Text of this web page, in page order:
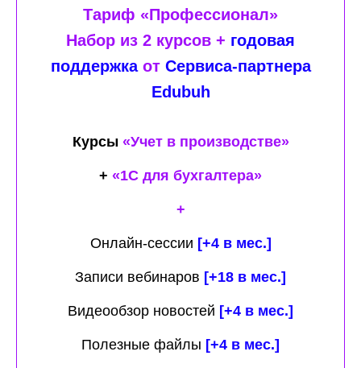
Тариф «Профессионал»
Набор из 2 курсов + годовая
поддержкаот Сервиса-партнера
Edubuh
Курсы «Учет в производстве»
+ «1С для бухгалтера»
+
Онлайн-сессии [+4 в мес.]
Записи вебинаров [+18 в мес.]
Видеообзор новостей [+4 в мес.]
Полезные файлы [+4 в мес.]